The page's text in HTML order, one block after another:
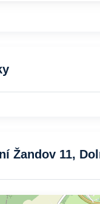
Žandov 11,